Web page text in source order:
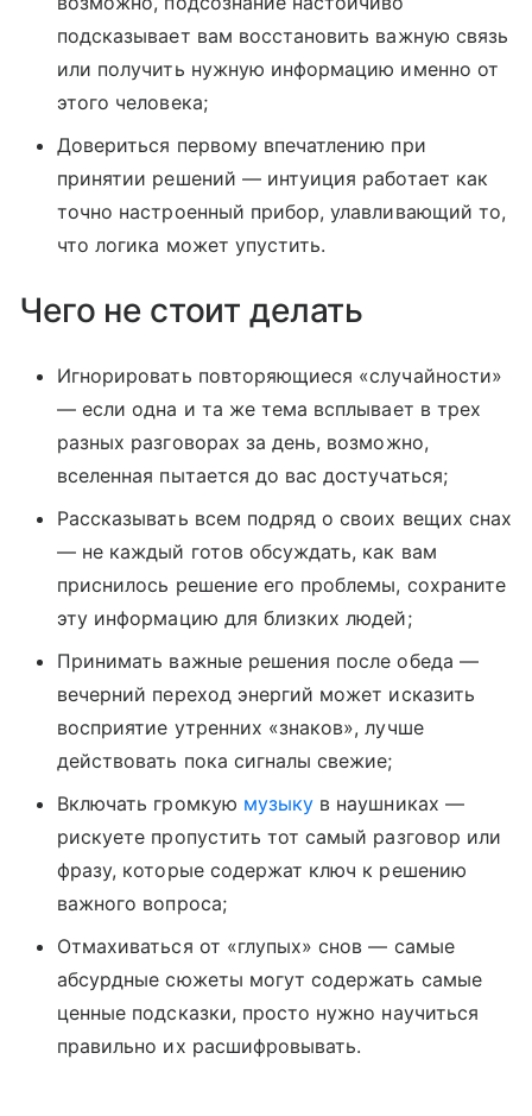
подсказывает вам восстановить важную связь
или получить нужную информацию именно от
этого человека;
Довериться первому впечатлению при
принятии решений — интуиция работает как
точно настроенный прибор, улавливающий то,
что логика может упустить.
Чего не стоит делать
Игнорировать повторяющиеся «случайности»
— если одна и та же тема всплывает в трех
разных разговорах за день, возможно,
вселенная пытается до вас достучаться;
Рассказывать всем подряд о своих вещих снах
— не каждый готов обсуждать, как вам
приснилось решение его проблемы, сохраните
эту информацию для близких людей;
Принимать важные решения после обеда —
вечерний переход энергий может исказить
восприятие утренних «знаков», лучше
действовать пока сигналы свежие;
Включать громкую музыку в наушниках —
рискуете пропустить тот самый разговор или
фразу, которые содержат ключ к решению
важного вопроса;
Отмахиваться от «глупых» снов — самые
абсурдные сюжеты могут содержать самые
ценные подсказки, просто нужно научиться
правильно их расшифровывать.